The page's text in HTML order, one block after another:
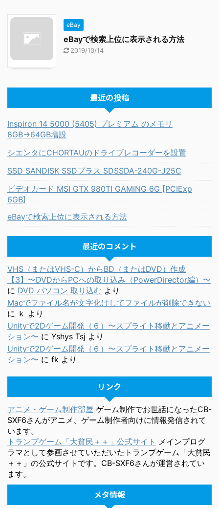
eBay
eBayで検索上位に表示される方法
2019/10/14
最近の投稿
Inspiron 14 5000 (5405) プレミアム のメモリ
8GB→64GB増設
シエンタにCHORTAUのドライブレコーダーを設置
SSD SANDISK SSDプラス SDSSDA-240G-J25C
ビデオカード MSI GTX 980TI GAMING 6G [PCIExp
6GB]
eBayで検索上位に表示される方法
最近のコメント
VHS（またはVHS-C）からBD（またはDVD）作成
【3】〜DVDからPCへの取り込み（PowerDirector編）〜
に DVD パソコン 取り込む より
Macでファイル名が文字化けしてファイルが削除できない
に ｋ より
Unityで2Dゲーム開発（６）〜スプライト移動とアニメー
ション〜 に Yshys Tsj より
Unityで2Dゲーム開発（６）〜スプライト移動とアニメー
ション〜 に fk より
リンク
アニメ・ゲーム制作部屋 ゲーム制作でお世話になったCB-
SXF6さんがアニメ、ゲーム制作者向けに情報発信されて
います。
トランプゲーム「大貧民＋＋」公式サイト メインプログ
ラマとして参画させていただいたトランプゲーム「大貧民
＋＋」の公式サイトです。CB-SXF6さんが運営されてい
ます。
メタ情報